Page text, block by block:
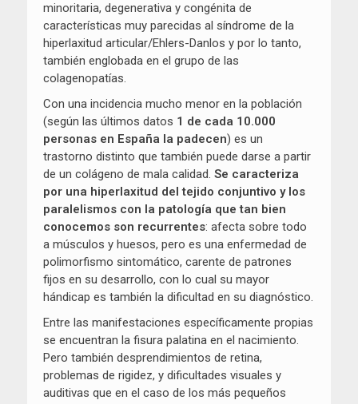
minoritaria, degenerativa y congénita de
características muy parecidas al síndrome de la
hiperlaxitud articular/Ehlers-Danlos y por lo tanto,
también englobada en el grupo de las
colagenopatías.
Con una incidencia mucho menor en la población
(según las últimos datos 1 de cada 10.000
personas en España la padecen) es un
trastorno distinto que también puede darse a partir
de un colágeno de mala calidad. Se caracteriza
por una hiperlaxitud del tejido conjuntivo y los
paralelismos con la patología que tan bien
conocemos son recurrentes: afecta sobre todo
a músculos y huesos, pero es una enfermedad de
polimorfismo sintomático, carente de patrones
fijos en su desarrollo, con lo cual su mayor
hándicap es también la dificultad en su diagnóstico.
Entre las manifestaciones específicamente propias
se encuentran la fisura palatina en el nacimiento.
Pero también desprendimientos de retina,
problemas de rigidez, y dificultades visuales y
auditivas que en el caso de los más pequeños